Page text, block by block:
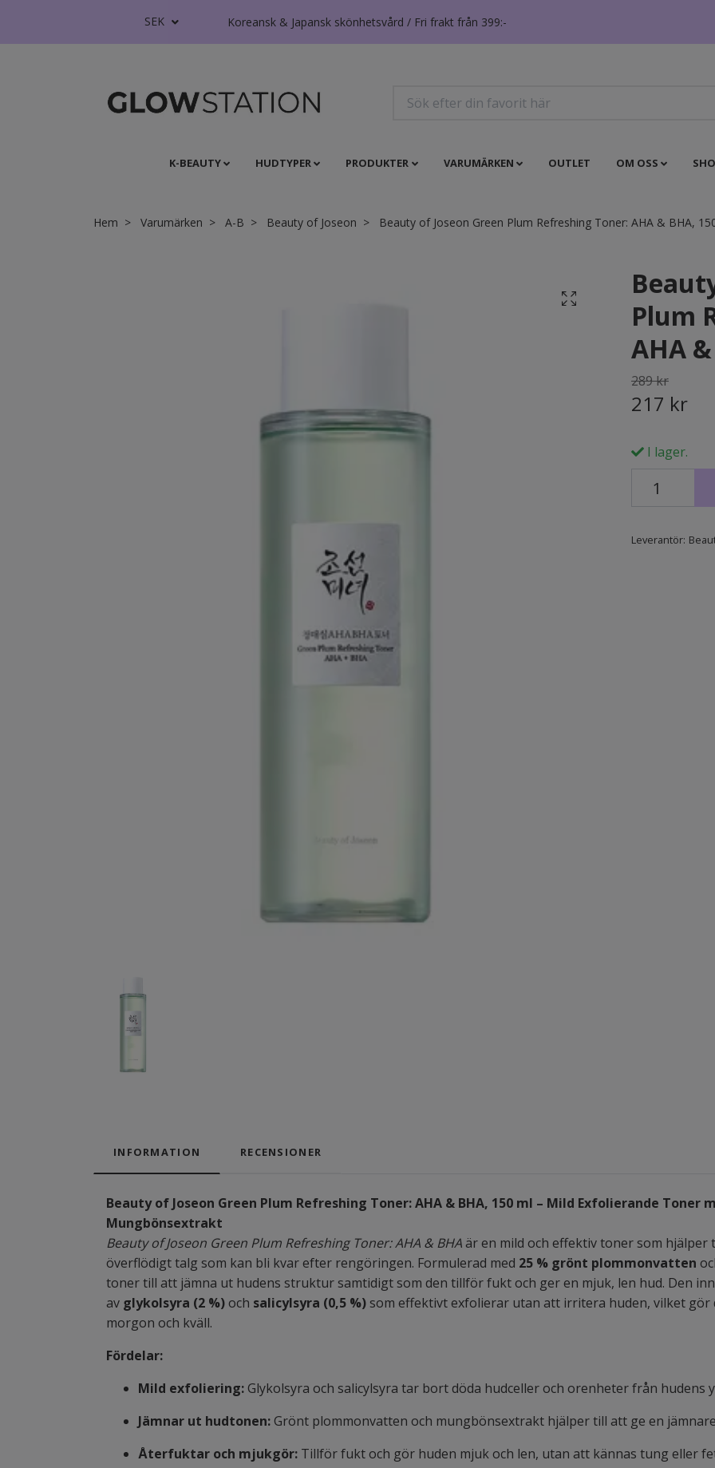
SEK Koreansk & Japansk skönhetsvård / Fri frakt från 399:-
K-BEAUTY HUDTYPER PRODUKTER VARUMÄRKEN OUTLET OM OSS
Hem Varumärken A-B Beauty of Joseon Beauty of Joseon Green Plum Refreshing Toner: AHA & BHA,
Plum
AHA
289 kr
217 kr
I lager.
Leverantör:
INFORMATION RECENSIONER
Beauty of Joseon Green Plum Refreshing Toner: AHA & BHA, 150 ml – Mild Exfolierande Toner
Mungbönsextrakt
Beauty of Joseon Green Plum Refreshing Toner: AHA & BHAär en mild och effektiv toner som hjälper
överflödigt talg som kan bli kvar efter rengöringen. Formulerad med 25 % grönt plommonvatten
toner till att jämna ut hudens struktur samtidigt som den tillför fukt och ger en mjuk, len hud. Den
av glykolsyra (2 %)och salicylsyra (0,5 %) som effektivt exfolierar utan att irritera huden, vilket
morgon och kväll.
Fördelar:
Mild exfoliering: Glykolsyra och salicylsyra tar bort döda hudceller och orenheter från
Jämnar ut hudtonen: Grönt plommonvatten och mungbönsextrakt hjälper till att ge en
Återfuktar och mjukgör: Tillför fukt och gör huden mjuk och len, utan att kännas tung eller